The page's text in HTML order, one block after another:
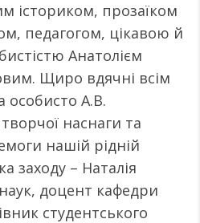
істориком, прозаїком
педагогом, цікавою й
Анатолієм
Щиро вдячні всім
особисто А.В.
наснаги та
нашій рідній
заходу – Наталія
доцент кафедри
студентського